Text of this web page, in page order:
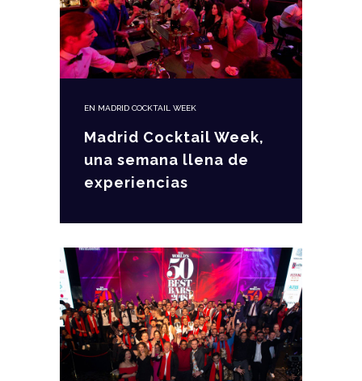
EN MADRID COCKTAIL WEEK
Madrid Cocktail Week,
una semana llena de
experiencias